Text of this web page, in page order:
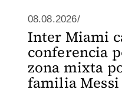
08.08.2026/
Inter Miami
conferencia
zona mixta
familia Messi